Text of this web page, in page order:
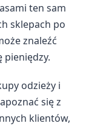
ten sam
sklepach po
znaleźć
pieniędzy.
odzieży i
się z
klientów,